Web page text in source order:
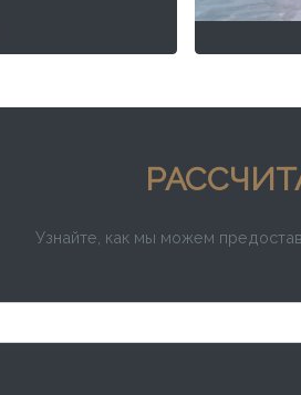
Узнайте, как мы можем